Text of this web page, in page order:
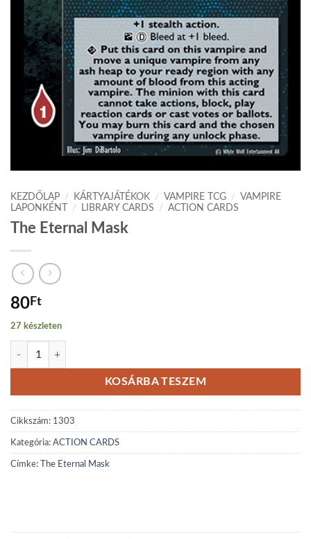
KEZDŐLAP / KÁRTYAJÁTÉKOK / VAMPIRE TCG /
VAMPIRE
LAPONKÉNT
/ LIBRARY CARDS / ACTION CARDS
The Eternal Mask
80Ft
27 készleten
The Eternal Mask mennyiség
KOSÁRBA TESZEM
Cikkszám: 1303
Kategória: ACTION CARDS
Címke: The Eternal Mask